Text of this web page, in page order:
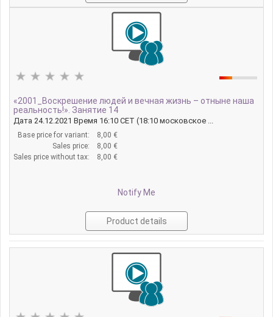
«2001_Воскрешение людей и вечная жизнь – отныне наша
реальность!». Занятие 14
Дата 24.12.2021 Время 16:10 CET (18:10 московское ...
Base price for variant:
8,00 €
Sales price:
8,00 €
Sales price without tax:
8,00 €
Notify Me
Product details